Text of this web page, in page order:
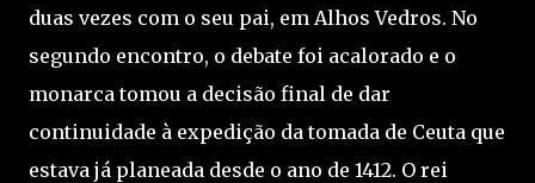
duas vezes com o seu pai, em Alhos Vedros. No
segundo encontro, o debate foi acalorado e o
monarca tomou a decisão final de dar
continuidade à expedição da tomada de Ceuta que
estava já planeada desde o ano de 1412. O rei